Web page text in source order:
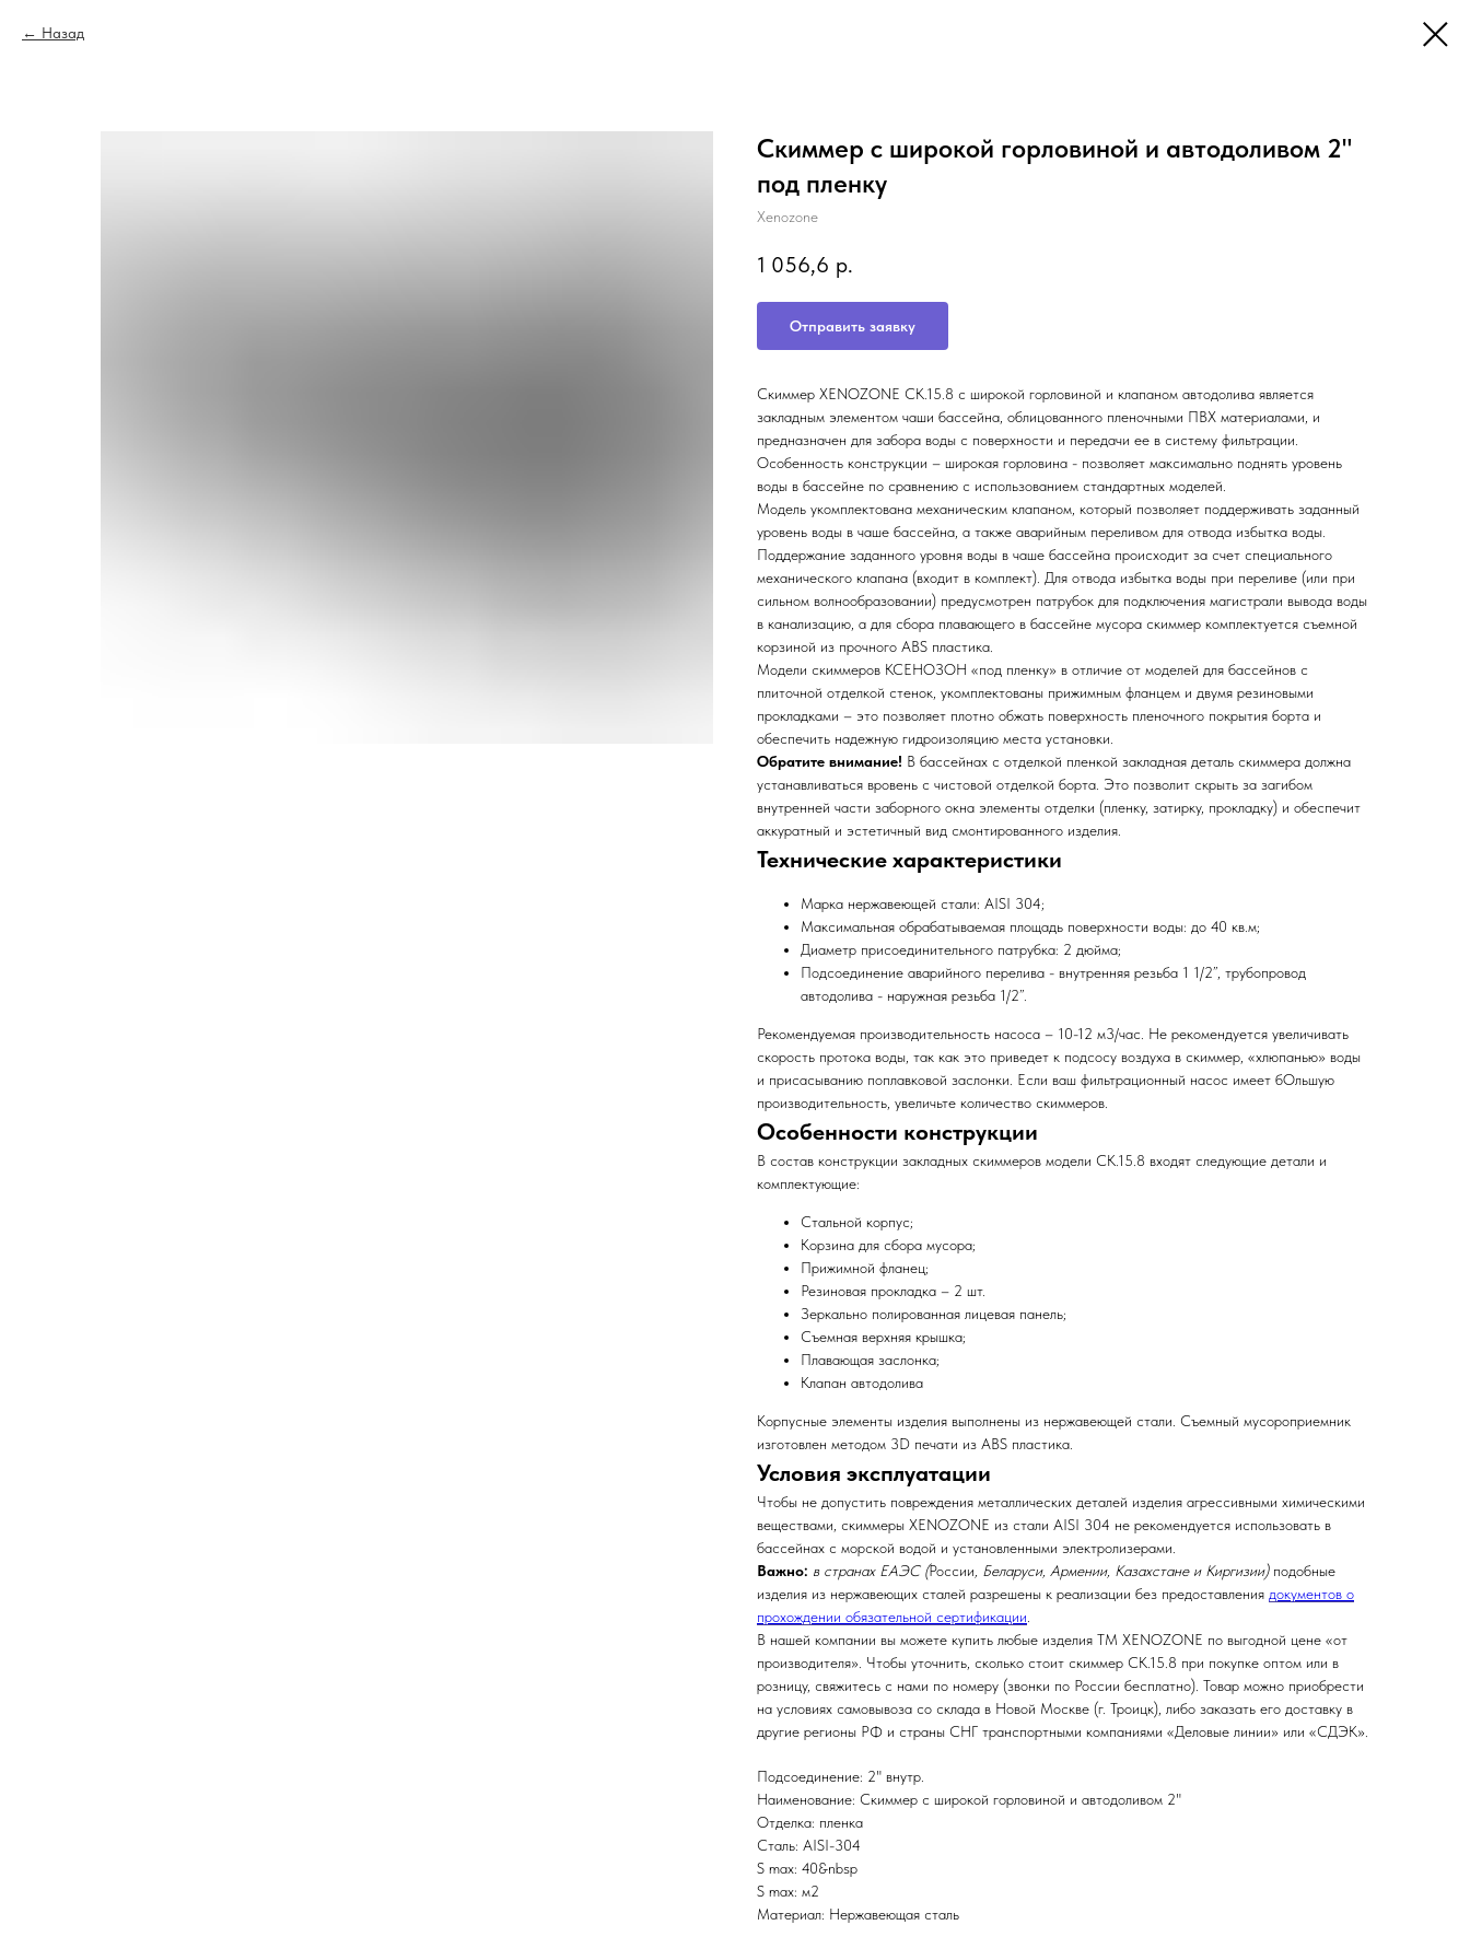
Назад
Скиммер с широкой горловиной и автодоливом 2"
под пленку
Xenozone
1 056,6 р.
Отправить заявку
Скиммер XENOZONE СК.15.8 с широкой горловиной и клапаном автодолива является
закладным элементом чаши бассейна, облицованного пленочными ПВХ материалами, и
предназначен для забора воды с поверхности и передачи ее в систему фильтрации.
Особенность конструкции – широкая горловина - позволяет максимально поднять уровень
воды в бассейне по сравнению с использованием стандартных моделей.
Модель укомплектована механическим клапаном, который позволяет поддерживать заданный
уровень воды в чаше бассейна, а также аварийным переливом для отвода избытка воды.
Поддержание заданного уровня воды в чаше бассейна происходит за счет специального
механического клапана (входит в комплект). Для отвода избытка воды при переливе (или при
сильном волнообразовании) предусмотрен патрубок для подключения магистрали вывода воды
в канализацию, а для сбора плавающего в бассейне мусора скиммер комплектуется съемной
корзиной из прочного ABS пластика.
Модели скиммеров КСЕНОЗОН «под пленку» в отличие от моделей для бассейнов с
плиточной отделкой стенок, укомплектованы прижимным фланцем и двумя резиновыми
прокладками – это позволяет плотно обжать поверхность пленочного покрытия борта и
обеспечить надежную гидроизоляцию места установки.
Обратите внимание! В бассейнах с отделкой пленкой закладная деталь скиммера должна
устанавливаться вровень с чистовой отделкой борта. Это позволит скрыть за загибом
внутренней части заборного окна элементы отделки (пленку, затирку, прокладку) и обеспечит
аккуратный и эстетичный вид смонтированного изделия.
Технические характеристики
Марка нержавеющей стали: AISI 304;
Максимальная обрабатываемая площадь поверхности воды: до 40 кв.м;
Диаметр присоединительного патрубка: 2 дюйма;
Подсоединение аварийного перелива - внутренняя резьба 1 1/2’’, трубопровод
автодолива - наружная резьба 1/2’’.
Рекомендуемая производительность насоса – 10-12 м3/час. Не рекомендуется увеличивать
скорость протока воды, так как это приведет к подсосу воздуха в скиммер, «хлюпанью» воды
и присасыванию поплавковой заслонки. Если ваш фильтрационный насос имеет бОльшую
производительность, увеличьте количество скиммеров.
Особенности конструкции
В состав конструкции закладных скиммеров модели СК.15.8 входят следующие детали и
комплектующие:
Стальной корпус;
Корзина для сбора мусора;
Прижимной фланец;
Резиновая прокладка – 2 шт.
Зеркально полированная лицевая панель;
Съемная верхняя крышка;
Плавающая заслонка;
Клапан автодолива
Корпусные элементы изделия выполнены из нержавеющей стали. Съемный мусороприемник
изготовлен методом 3D печати из ABS пластика.
Условия эксплуатации
Чтобы не допустить повреждения металлических деталей изделия агрессивными химическими
веществами, скиммеры XENOZONE из стали AISI 304 не рекомендуется использовать в
бассейнах с морской водой и установленными электролизерами.
Важно: в странах ЕАЭС (России, Беларуси, Армении, Казахстане и Киргизии) подобные
изделия из нержавеющих сталей разрешены к реализации без предоставления документов о
прохождении обязательной сертификации.
В нашей компании вы можете купить любые изделия ТМ XENOZONE по выгодной цене «от
производителя». Чтобы уточнить, сколько стоит скиммер СК.15.8 при покупке оптом или в
розницу, свяжитесь с нами по номеру (звонки по России бесплатно). Товар можно приобрести
на условиях самовывоза со склада в Новой Москве (г. Троицк), либо заказать его доставку в
другие регионы РФ и страны СНГ транспортными компаниями «Деловые линии» или «СДЭК».
Подсоединение: 2" внутр.
Наименование: Скиммер с широкой горловиной и автодоливом 2"
Отделка: пленка
Сталь: AISI-304
S max: 40&nbsp
S max: м2
Материал: Нержавеющая сталь